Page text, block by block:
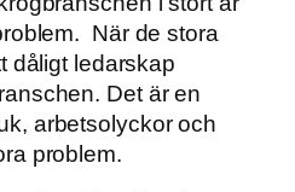
När de stora
dåligt ledarskap
Det är en
arbetsolyckor och
problem.